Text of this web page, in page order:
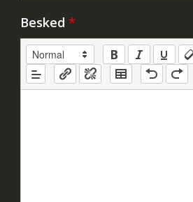
Besked *